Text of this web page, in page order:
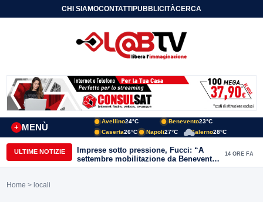
CHI SIAMOCONTATTIPUBBLICITÀCERCA
MENÙ
+
Avellino24°C Benevento23°C
Caserta26°C Napoli27°C Salerno28°C
ULTIME NOTIZIE
Imprese sotto pressione, Fucci: “A
settembre mobilitazione da Benevento
e Avellino”
14 ORE FA
Home > locali